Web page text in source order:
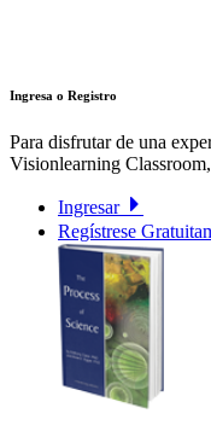
Ingresa o Registro
Para disfrutar de una
Visionlearning
Ingresar
Regístrese